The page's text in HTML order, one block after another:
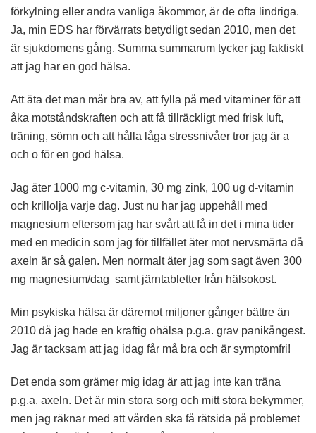
förkylning eller andra vanliga åkommor, är de ofta lindriga.
Ja, min EDS har förvärrats betydligt sedan 2010, men det
är sjukdomens gång. Summa summarum tycker jag faktiskt
att jag har en god hälsa.
Att äta det man mår bra av, att fylla på med vitaminer för att
åka motståndskraften och att få tillräckligt med frisk luft,
träning, sömn och att hålla låga stressnivåer tror jag är a
och o för en god hälsa.
Jag äter 1000 mg c-vitamin, 30 mg zink, 100 ug d-vitamin
och krillolja varje dag. Just nu har jag uppehåll med
magnesium eftersom jag har svårt att få in det i mina tider
med en medicin som jag för tillfället äter mot nervsmärta då
axeln är så galen. Men normalt äter jag som sagt även 300
mg magnesium/dag samt järntabletter från hälsokost.
Min psykiska hälsa är däremot miljoner gånger bättre än
2010 då jag hade en kraftig ohälsa p.g.a. grav panikångest.
Jag är tacksam att jag idag får må bra och är symptomfri!
Det enda som grämer mig idag är att jag inte kan träna
p.g.a. axeln. Det är min stora sorg och mitt stora bekymmer,
men jag räknar med att vården ska få rätsida på problemet